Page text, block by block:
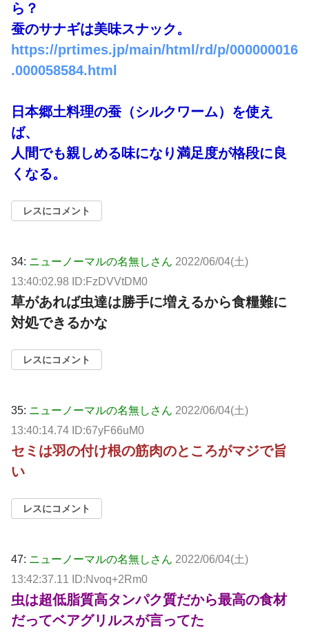
ら？
蚕のサナギは美味スナック。
https://prtimes.jp/main/html/rd/p/000000016
.000058584.html
日本郷土料理の蚕（シルクワーム）を使え
ば、
人間でも親しめる味になり満足度が格段に良
くなる。
レスにコメント
34: ニューノーマルの名無しさん 2022/06/04(土)
13:40:02.98 ID:FzDVVtDM0
草があれば虫達は勝手に増えるから食糧難に
対処できるかな
レスにコメント
35: ニューノーマルの名無しさん 2022/06/04(土)
13:40:14.74 ID:67yF66uM0
セミは羽の付け根の筋肉のところがマジで旨
い
レスにコメント
47: ニューノーマルの名無しさん 2022/06/04(土)
13:42:37.11 ID:Nvoq+2Rm0
虫は超低脂質高タンパク質だから最高の食材
だってベアグリルスが言ってた